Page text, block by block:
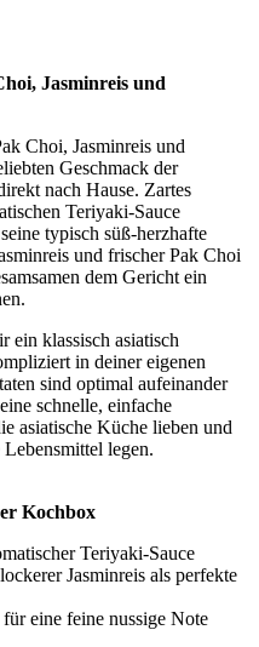
Jasminreis und
Choi, Jasminreis und
Geschmack der
nach Hause. Zartes
Teriyaki-Sauce
typisch süß-herzhafte
und frischer Pak Choi
dem Gericht ein
ein klassisch asiatisch
in deiner eigenen
sind optimal aufeinander
schnelle, einfache
asiatische Küche lieben und
legen.
Kochbox
Teriyaki-Sauce
Jasminreis als perfekte
für eine feine nussige Note